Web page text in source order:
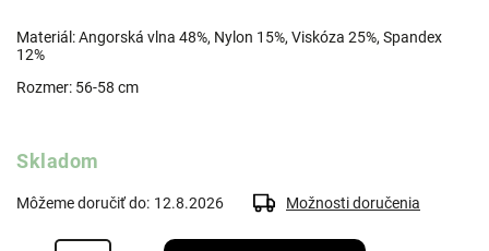
Materiál: Angorská vlna 48%, Nylon 15%, Viskóza 25%, Spandex
12%
Rozmer: 56-58 cm
Skladom
Môžeme doručiť do: 12.8.2026 Možnosti doručenia